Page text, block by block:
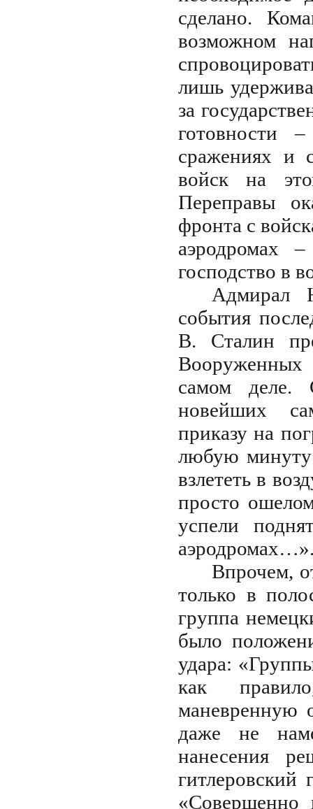
сделано.
возможном
лишь
за
готовности
сражениях и
войск на
Переправы
фронта с
аэродромах
господство в
Адмирал
события
В. Сталин
Вооруженных
самом деле.
новейших
приказу на
любую минуту
взлететь в
просто
успели
Впрочем,
только в
группа
было
удара:
как
маневренную
даже не
нанесения
гитлеровский
«Совершенно